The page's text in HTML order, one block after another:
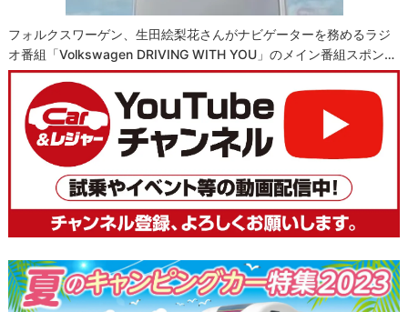
フォルクスワーゲン、生田絵梨花さんがナビゲーターを務めるラジ
オ番組「Volkswagen DRIVING WITH YOU」のメイン番組スポン…